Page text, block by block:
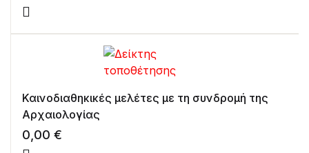
Καινοδιαθηκικές μελέτες με τη συνδρομή της
Αρχαιολογίας
0,00 €